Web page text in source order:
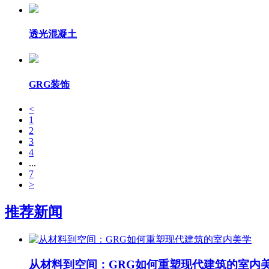
透光混凝土
GRG装饰
<
1
2
3
4
...
7
>
推荐新闻
从材料到空间：GRG如何重塑现代建筑的室内